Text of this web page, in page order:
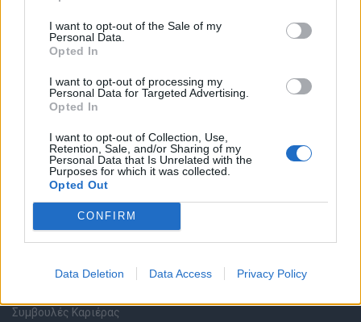
I want to opt-out of the Sale of my
Personal Data.
Opted In
I want to opt-out of processing my
Personal Data for Targeted Advertising.
Opted In
I want to opt-out of Collection, Use,
Retention, Sale, and/or Sharing of my
Personal Data that Is Unrelated with the
Purposes for which it was collected.
Opted Out
CONFIRM
Data Deletion Data Access Privacy Policy
Θέσεις εργασίας
Θέσεις Εργασίας ανά Ειδικότητα
Θέσεις Εργασίας ανά Εταιρεία
Κέντρο Βοήθειας
Υπηρεσίες υποψηφίων
Καταχώρηση Online Βιογραφικού
Συμβουλές Καριέρας